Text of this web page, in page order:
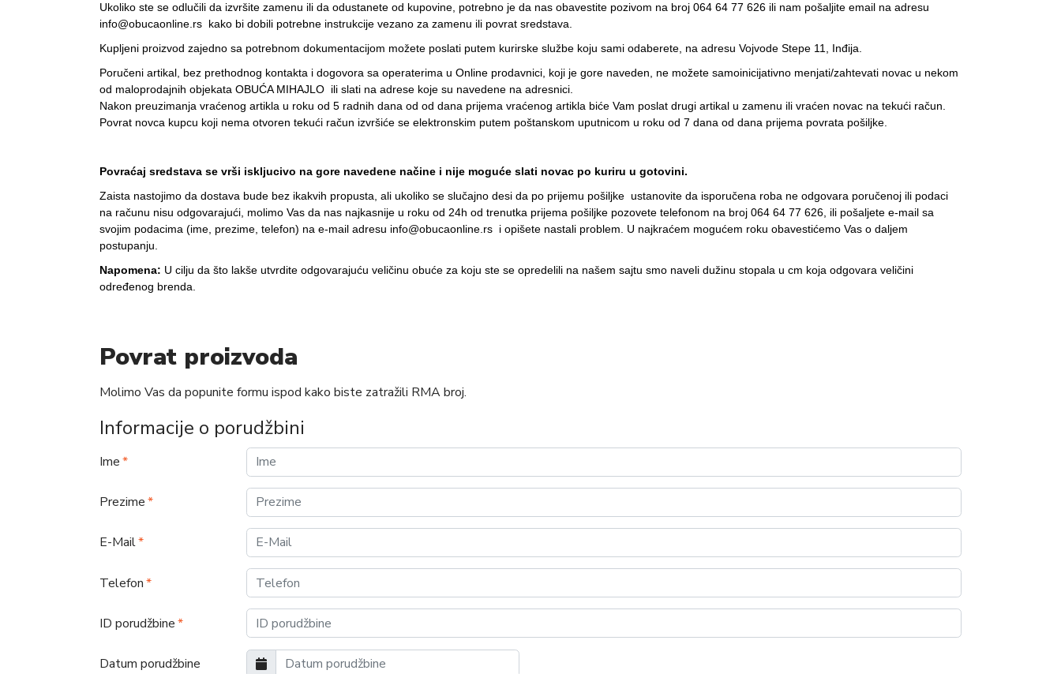
Ukoliko ste se odlučili da izvršite zamenu ili da odustanete od kupovine, potrebno je da nas obavestite pozivom na broj 064 64 77 626 ili nam pošaljite email na adresu
info@obucaonline.rs kako bi dobili potrebne instrukcije vezano za zamenu ili povrat sredstava.
Kupljeni proizvod zajedno sa potrebnom dokumentacijom možete poslati putem kurirske službe koju sami odaberete, na adresu Vojvode Stepe 11, Inđija.
Poručeni artikal, bez prethodnog kontakta i dogovora sa operaterima u Online prodavnici, koji je gore naveden, ne možete samoinicijativno menjati/zahtevati novac u nekom
od maloprodajnih objekata OBUĆA MIHAJLO ili slati na adrese koje su navedene na adresnici.
Nakon preuzimanja vraćenog artikla u roku od 5 radnih dana od od dana prijema vraćenog artikla biće Vam poslat drugi artikal u zamenu ili vraćen novac na tekući račun.
Povrat novca kupcu koji nema otvoren tekući račun izvršiće se elektronskim putem poštanskom uputnicom u roku od 7 dana od dana prijema povrata pošiljke.
Povraćaj sredstava se vrši iskljucivo na gore navedene načine i nije moguće slati novac po kuriru u gotovini.
Zaista nastojimo da dostava bude bez ikakvih propusta, ali ukoliko se slučajno desi da po prijemu pošiljke ustanovite da isporučena roba ne odgovara poručenoj ili podaci
na računu nisu odgovarajući, molimo Vas da nas najkasnije u roku od 24h od trenutka prijema pošiljke pozovete telefonom na broj 064 64 77 626, ili pošaljete e-mail sa
svojim podacima (ime, prezime, telefon) na e-mail adresu info@obucaonline.rs i opišete nastali problem. U najkraćem mogućem roku obavestićemo Vas o daljem
postupanju.
Napomena: U cilju da što lakše utvrdite odgovarajuću veličinu obuće za koju ste se opredelili na našem sajtu smo naveli dužinu stopala u cm koja odgovara veličini
određenog brenda.
Povrat proizvoda
Molimo Vas da popunite formu ispod kako biste zatražili RMA broj.
Informacije o porudžbini
Ime
Prezime
E-Mail
Telefon
ID porudžbine
Datum porudžbine